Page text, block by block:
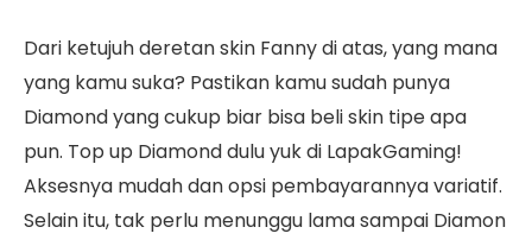
Dari ketujuh deretan skin Fanny di atas, yang mana
yang kamu suka? Pastikan kamu sudah punya
Diamond yang cukup biar bisa beli skin tipe apa
pun. Top up Diamond dulu yuk di LapakGaming!
Aksesnya mudah dan opsi pembayarannya variatif.
Selain itu, tak perlu menunggu lama sampai Diamon